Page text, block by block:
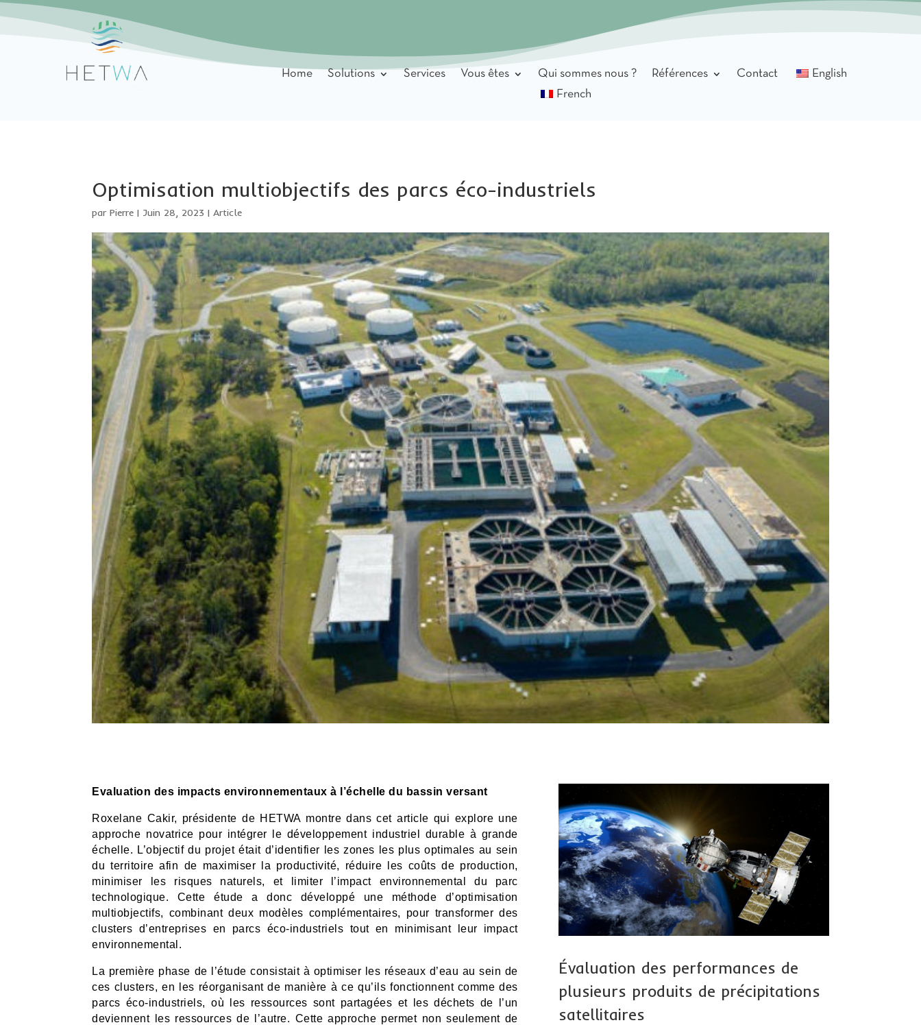
Home Solutions Services Vous êtes Qui sommes nous ? Références Contact
English
French
Optimisation multiobjectifs des parcs éco-industriels
parPierre | Juin 28, 2023 |Article
Evaluation des impacts environnementaux à l’échelle du bassin versant
Roxelane Cakir, présidente de HETWA montre dans cet article qui explore une
approche novatrice pour intégrer le développement industriel durable à grande
échelle. L’objectif du projet était d’identifier les zones les plus optimales au sein
du territoire afin de maximiser la productivité, réduire les coûts de production,
minimiser les risques naturels, et limiter l’impact environnemental du parc
technologique. Cette étude a donc développé une méthode d’optimisation
multiobjectifs, combinant deux modèles complémentaires, pour transformer des
clusters d’entreprises en parcs éco-industriels tout en minimisant leur impact
environnemental.
La première phase de l’étude consistait à optimiser les réseaux d’eau au sein de
ces clusters, en les réorganisant de manière à ce qu’ils fonctionnent comme des
parcs éco-industriels, où les ressources sont partagées et les déchets de l’un
deviennent les ressources de l’autre. Cette approche permet non seulement de
Évaluation des performances de
plusieurs produits de précipitations
satellitaires